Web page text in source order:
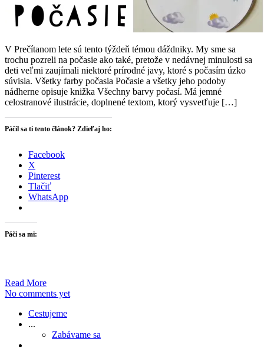
V Prečítanom lete sú tento týždeň témou dáždniky. My sme sa
trochu pozreli na počasie ako také, pretože v nedávnej minulosti sa
deti veľmi zaujímali niektoré prírodné javy, ktoré s počasím úzko
súvisia. Všetky farby počasia Počasie a všetky jeho podoby
nádherne opisuje knižka Všechny barvy počasí. Má jemné
celostranové ilustrácie, doplnené textom, ktorý vysvetľuje […]
Páčil sa ti tento článok? Zdieľaj ho:
Facebook
X
Pinterest
Tlačiť
WhatsApp
Páči sa mi:
Read More
No comments yet
Cestujeme
...
Zabávame sa